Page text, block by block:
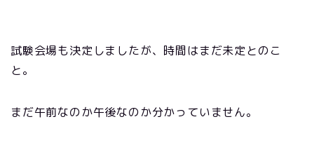
試験会場も決定しましたが、時間はまだ未定とのこ
と。
まだ午前なのか午後なのか分かっていません。